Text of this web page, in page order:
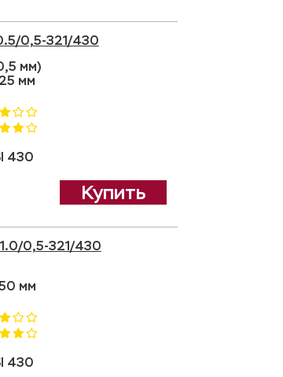
0,5-321/430
мм)
мм
430
Купить
0,5-321/430
мм
430